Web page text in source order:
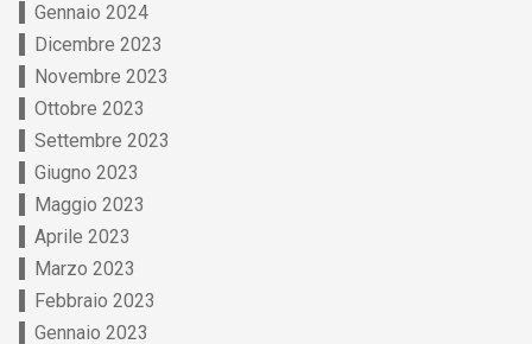
Gennaio 2024
Dicembre 2023
Novembre 2023
Ottobre 2023
Settembre 2023
Giugno 2023
Maggio 2023
Aprile 2023
Marzo 2023
Febbraio 2023
Gennaio 2023